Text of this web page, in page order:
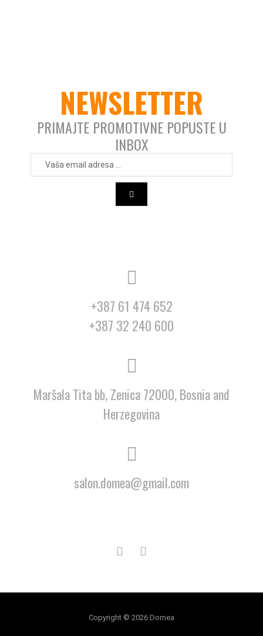
NEWSLETTER
PRIMAJTE PROMOTIVNE POPUSTE U
INBOX
+387 61 474 652
+387 32 240 600
Maršala Tita bb, Zenica 72000, Bosnia and
Herzegovina
salon.domea@gmail.com
Copyright © 2026 Domea